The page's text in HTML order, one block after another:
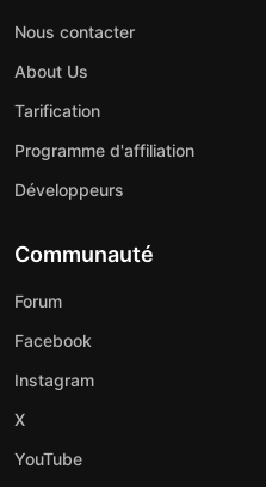
Nous contacter
About Us
Tarification
Programme d'affiliation
Développeurs
Communauté
Forum
Facebook
Instagram
X
YouTube